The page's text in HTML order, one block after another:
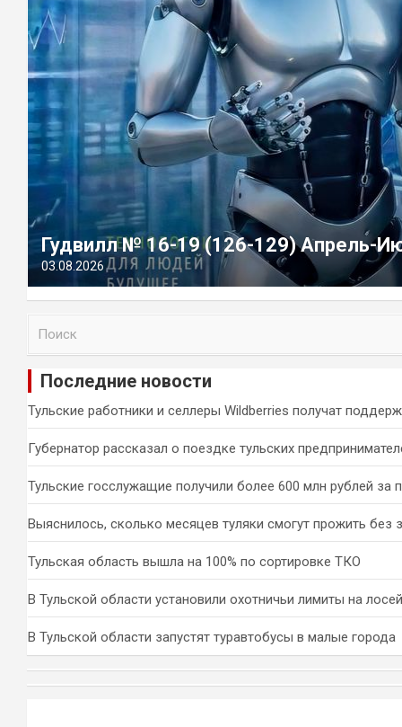
Гудвилл № 16-19 (126-129) Апрель-
03.08.2026
и
Последние новости
Тульские работники и селлеры Wildberries получат
Губернатор рассказал о поездке тульских
Тульские госслужащие получили более 600 млн рублей за
Выяснилось, сколько месяцев туляки смогут прожить без
Тульская область вышла на 100% по сортировке ТКО
В Тульской области установили охотничьи лимиты на
В Тульской области запустят туравтобусы в малые города